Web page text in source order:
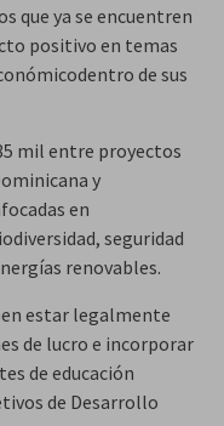
que ya se encuentren
positivo en temas
de sus
mil entre proyectos
y
en
seguridad
renovables.
estar legalmente
de lucro e incorporar
de educación
de Desarrollo